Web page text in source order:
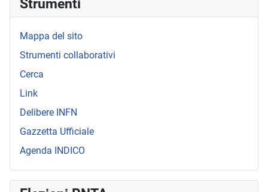
Strumenti
Mappa del sito
Strumenti collaborativi
Cerca
Link
Delibere INFN
Gazzetta Ufficiale
Agenda INDICO